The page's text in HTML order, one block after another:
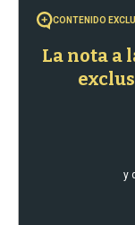
CONTENIDO
La nota a
y